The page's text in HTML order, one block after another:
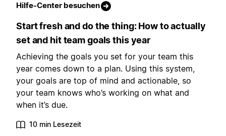
Hilfe-Center besuchen
Start fresh and do the thing: How to actually
set and hit team goals this year
Achieving the goals you set for your team this
year comes down to a plan. Using this system,
your goals are top of mind and actionable, so
your team knows who’s working on what and
when it’s due.
10 min Lesezeit